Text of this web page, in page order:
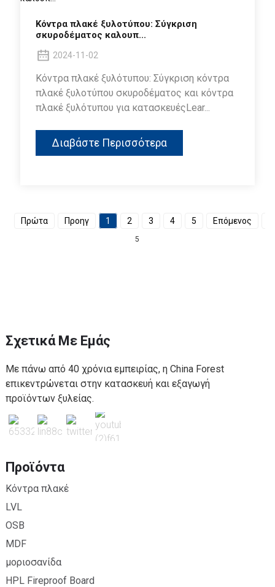
Κόντρα πλακέ ξυλοτύπου: Σύγκριση
σκυροδέματος καλουπ...
2024-11-02
Κόντρα πλακέ ξυλότυπου: Σύγκριση κόντρα
πλακέ ξυλοτύπου σκυροδέματος και κόντρα
πλακέ ξυλότυπου για κατασκευέςLear...
Διαβάστε Περισσότερα
Πρώτα Προηγ 1 2 3 4 5 Επόμενος
5
Σχετικά Με Εμάς
Με πάνω από 40 χρόνια εμπειρίας, η China Forest
επικεντρώνεται στην κατασκευή και εξαγωγή
προϊόντων ξυλείας.
Προϊόντα
Κόντρα πλακέ
LVL
OSB
MDF
μοριοσανίδα
HPL Fireproof Board